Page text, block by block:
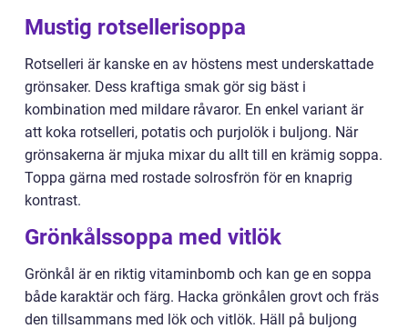
Mustig rotsellerisoppa
Rotselleri är kanske en av höstens mest underskattade
grönsaker. Dess kraftiga smak gör sig bäst i
kombination med mildare råvaror. En enkel variant är
att koka rotselleri, potatis och purjolök i buljong. När
grönsakerna är mjuka mixar du allt till en krämig soppa.
Toppa gärna med rostade solrosfrön för en knaprig
kontrast.
Grönkålssoppa med vitlök
Grönkål är en riktig vitaminbomb och kan ge en soppa
både karaktär och färg. Hacka grönkålen grovt och fräs
den tillsammans med lök och vitlök. Häll på buljong